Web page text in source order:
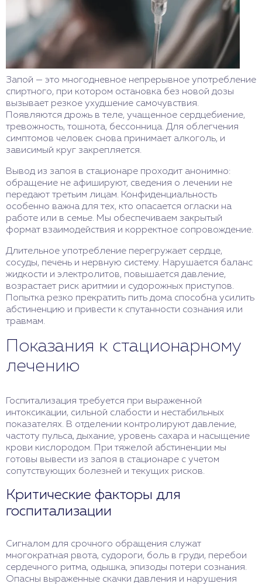
Запой — это многодневное непрерывное употребление
спиртного, при котором остановка без новой дозы
вызывает резкое ухудшение самочувствия.
Появляются дрожь в теле, учащенное сердцебиение,
тревожность, тошнота, бессонница. Для облегчения
симптомов человек снова принимает алкоголь, и
зависимый круг закрепляется.
Вывод из запоя в стационаре проходит анонимно:
обращение не афишируют, сведения о лечении не
передают третьим лицам. Конфиденциальность
особенно важна для тех, кто опасается огласки на
работе или в семье. Мы обеспечиваем закрытый
формат взаимодействия и корректное сопровождение.
Длительное употребление перегружает сердце,
сосуды, печень и нервную систему. Нарушается баланс
жидкости и электролитов, повышается давление,
возрастает риск аритмии и судорожных приступов.
Попытка резко прекратить пить дома способна усилить
абстиненцию и привести к спутанности сознания или
травмам.
Показания к стационарному
лечению
Госпитализация требуется при выраженной
интоксикации, сильной слабости и нестабильных
показателях. В отделении контролируют давление,
частоту пульса, дыхание, уровень сахара и насыщение
крови кислородом. При тяжелой абстиненции мы
готовы вывести из запоя в стационаре с учетом
сопутствующих болезней и текущих рисков.
Критические факторы для
госпитализации
Сигналом для срочного обращения служат
многократная рвота, судороги, боль в груди, перебои
сердечного ритма, одышка, эпизоды потери сознания.
Опасны выраженные скачки давления и нарушения